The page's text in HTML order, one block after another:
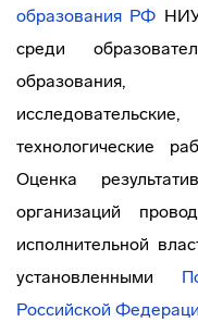
образования РФ
среди
образования,
технологические
Оценка
организаций
исполнительной
установленными
Российской